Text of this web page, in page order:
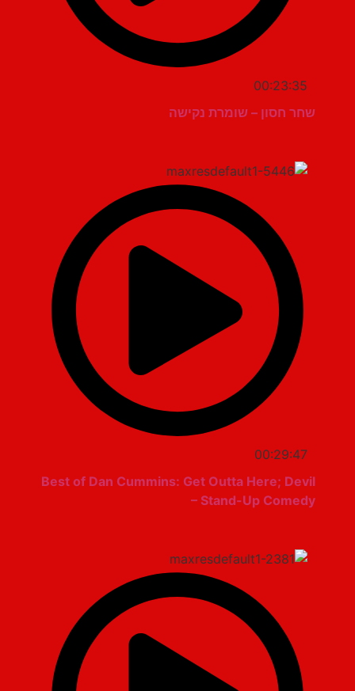
00:23:35
שחר חסון – שומרת נקישה
00:29:47
Best of Dan Cummins: Get Outta Here; Devil
– Stand-Up Comedy